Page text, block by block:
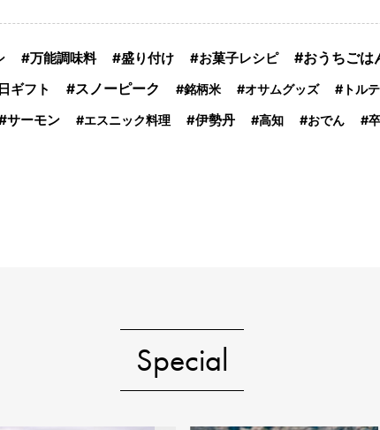
万能調味料 盛り付け お菓子レシピ おうちごは
ギフト スノーピーク 銘柄米 オサムグッズ トル
サーモン エスニック料理 伊勢丹 高知 おでん
Special